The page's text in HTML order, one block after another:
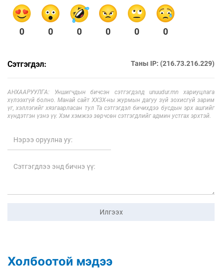
0 0 0 0 0 0
Сэтгэгдэл: Таны IP: (216.73.216.229)
АНХААРУУЛГА: Уншигчдын бичсэн сэтгэгдэлд unuudur.mn хариуцлага
хүлээхгүй болно. Манай сайт ХХЗХ-ны журмын дагуу зүй зохисгүй зарим
үг, хэллэгийг хязгаарласан тул Та сэтгэгдэл бичихдээ бусдын эрх ашгийг
хүндэтгэн үзнэ үү. Хэм хэмжээ зөрчсөн сэтгэгдлийг админ устгах эрхтэй.
Илгээх
Холбоотой мэдээ